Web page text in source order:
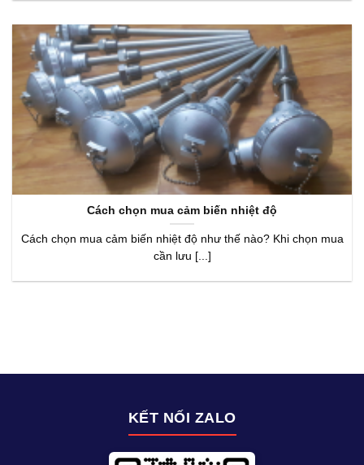
Cách chọn mua cảm biến nhiệt độ
Cách chọn mua cảm biến nhiệt độ như thế nào? Khi chọn mua
cần lưu [...]
KẾT NỐI ZALO